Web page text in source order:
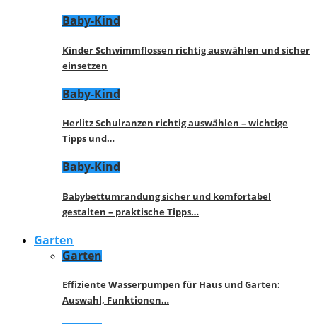
Baby-Kind
Kinder Schwimmflossen richtig auswählen und sicher
einsetzen
Baby-Kind
Herlitz Schulranzen richtig auswählen – wichtige
Tipps und…
Baby-Kind
Babybettumrandung sicher und komfortabel
gestalten – praktische Tipps…
Garten
Garten
Effiziente Wasserpumpen für Haus und Garten:
Auswahl, Funktionen…